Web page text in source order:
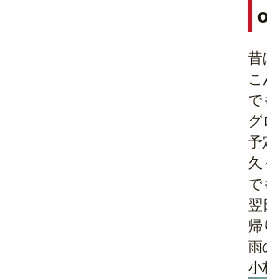
昔
で
グ
予
久
で
翌
帰
雨
小